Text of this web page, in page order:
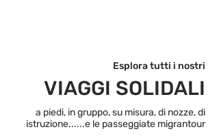
Esplora tutti i nostri
VIAGGI SOLIDALI
a piedi, in gruppo, su misura, di nozze, di
istruzione......e le passeggiate migrantour